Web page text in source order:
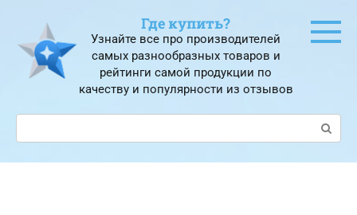
контенту
Где купить?
Узнайте все про производителей
самых разнообразных товаров и
рейтинги самой продукции по
качеству и популярности из отзывов
Поиск: